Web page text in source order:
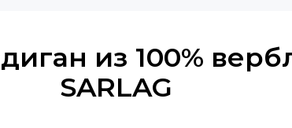
из 100%
SARLAG